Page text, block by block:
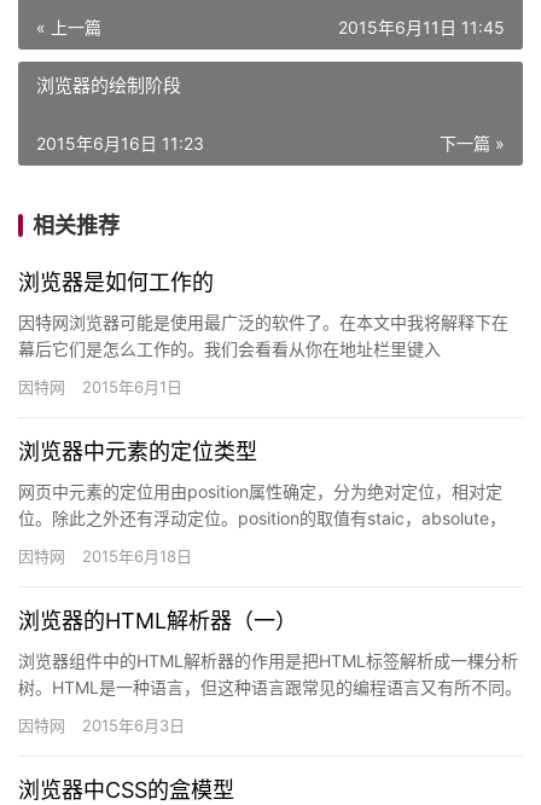
« 上一篇 2015年6月11日 11:45
浏览器的绘制阶段
下一篇 »
2015年6月16日 11:23
相关推荐
浏览器是如何工作的
因特网浏览器可能是使用最广泛的软件了。在本文中我将解释下在
幕后它们是怎么工作的。我们会看看从你在地址栏里键入
“google.com”开始，一直到你看到浏览器屏幕上出现谷歌页面时都
发…
因特网 2015年6月1日
浏览器中元素的定位类型
网页中元素的定位用由position属性确定，分为绝对定位，相对定
位。除此之外还有浮动定位。position的取值有staic，absolute，
fixed，relative等几种…
因特网 2015年6月18日
浏览器的HTML解析器（一）
浏览器组件中的HTML解析器的作用是把HTML标签解析成一棵分析
树。HTML是一种语言，但这种语言跟常见的编程语言又有所不同。
这种语言专注于因特网内容的展现。HTML语言的词汇和语…
因特网 2015年6月3日
浏览器中CSS的盒模型